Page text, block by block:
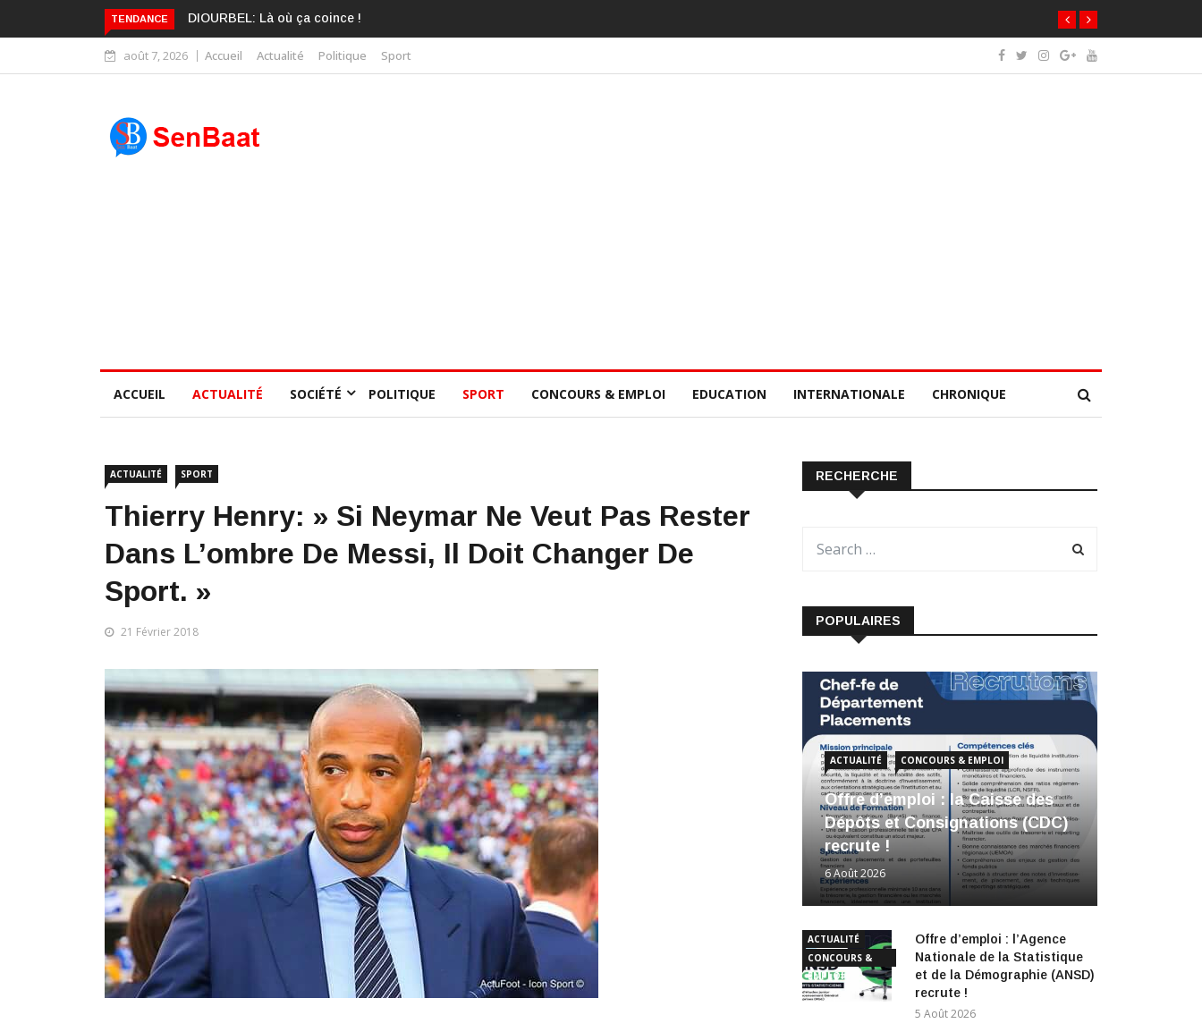
TENDANCE KARIME WADE EST DÉJÀ BLANCHI PAR LA CONSCIENCE COLLECTIVE DES SÉNÉGALAIS
août 7, 2026 Accueil Actualité Politique Sport
ACCUEIL ACTUALITÉ SOCIÉTÉ POLITIQUE SPORT CONCOURS & EMPLOI EDUCATION INTERNATIONALE CHRONIQUE
ACTUALITÉ SPORT
Thierry Henry: » Si Neymar Ne Veut Pas Rester
Dans L’ombre De Messi, Il Doit Changer De
Sport. »
21 Février 2018
RECHERCHE
POPULAIRES
ACTUALITÉ CONCOURS & EMPLOI
Offre d’emploi : la Caisse des
Dépôts et Consignations (CDC)
recrute !
6 Août 2026
ACTUALITÉ
CONCOURS &
EMPLOI
Offre d’emploi : l’Agence
Nationale de la Statistique
et de la Démographie (ANSD)
recrute !
5 Août 2026